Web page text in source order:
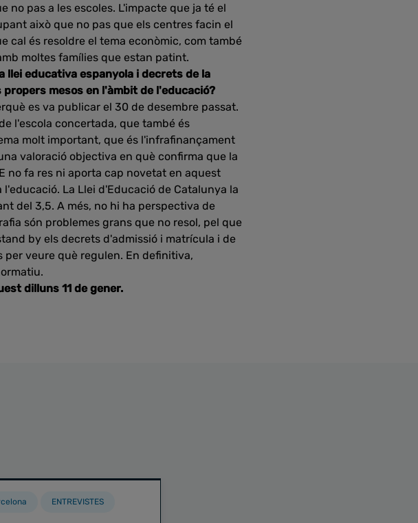
no pas a les escoles. L'impacte que ja té el
això que no pas que els centres facin el
cal és resoldre el tema econòmic, com també
moltes famílies que estan patint.
llei educativa espanyola i decrets de la
mesos en l'àmbit de l'educació?
es va publicar el 30 de desembre passat.
l'escola concertada, que també és
molt important, que és l'infrafinançament
valoració objectiva en què confirma que la
no fa res ni aporta cap novetat en aquest
La Llei d'Educació de Catalunya la
del 3,5. A més, no hi ha perspectiva de
són problemes grans que no resol, pel que
by els decrets d'admissió i matrícula i de
veure què regulen. En definitiva,
dilluns 11 de gener.
ENTREVISTES